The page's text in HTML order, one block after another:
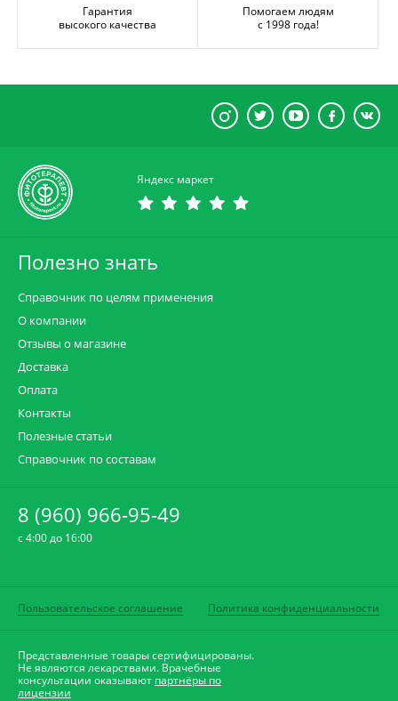
Гарантия
высокого качества
Помогаем людям
с 1998 года!
Яндекс маркет
Полезно знать
Справочник по целям применения
О компании
Отзывы о магазине
Доставка
Оплата
Контакты
Полезные статьи
Справочник по составам
8 (960) 966-95-49
c 4:00 до 16:00
Пользовательское соглашение Политика конфиденциальности
Представленные товары сертифицированы.
Не являются лекарствами. Врачебные
консультации оказывают партнёры по
лицензии